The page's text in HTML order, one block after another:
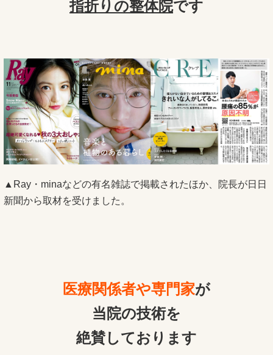
指折りの整体院です
▲Ray・minaなどの有名雑誌で掲載されたほか、院長が日日
新聞から取材を受けました。
医療関係者や専門家が
当院の技術を
絶賛しております